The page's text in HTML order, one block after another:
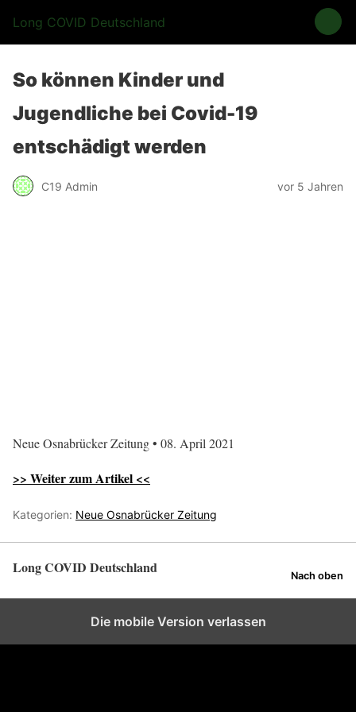
Long COVID Deutschland
So können Kinder und
Jugendliche bei Covid-19
entschädigt werden
C19 Admin vor 5 Jahren
Neue Osnabrücker Zeitung • 08. April 2021
>> Weiter zum Artikel <<
Kategorien: Neue Osnabrücker Zeitung
Long COVID Deutschland Nach oben
Die mobile Version verlassen